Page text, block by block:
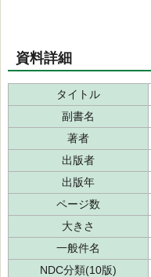
資料詳細
タイトル
副書名
著者
出版者
出版年
ページ数
大きさ
一般件名
NDC分類(10版)